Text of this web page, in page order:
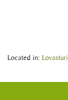
Located in: